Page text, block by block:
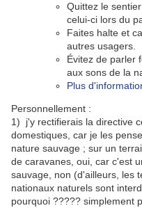
Quittez le
celui-ci lors du
Faites halte et
autres usagers.
Évitez de parler
aux sons de la
Plus
Personnellement :
1) j'y rectifierais la directive
domestiques, car je les
nature sauvage ; sur un
de caravanes, oui, car c'est
sauvage, non (d'ailleurs, les
nationaux naturels sont
pourquoi ????? simplement